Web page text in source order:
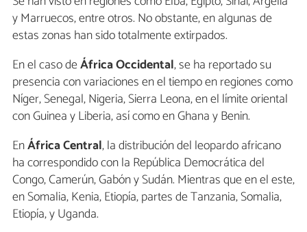
y Marruecos, entre otros. No obstante, en algunas de
estas zonas han sido totalmente extirpados.
En el caso deÁfrica Occidental, se ha reportado su
presencia con variaciones en el tiempo en regiones como
Níger, Senegal, Nigeria, Sierra Leona, en el límite oriental
con Guinea y Liberia, así como en Ghana y Benin.
EnÁfrica Central, la distribución del leopardo africano
ha correspondido con la República Democrática del
Congo, Camerún, Gabón y Sudán. Mientras que en el este,
en Somalia, Kenia, Etiopía, partes de Tanzania, Somalia,
Etiopía, y Uganda.